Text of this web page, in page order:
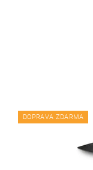
DOPRAVA ZDARMA